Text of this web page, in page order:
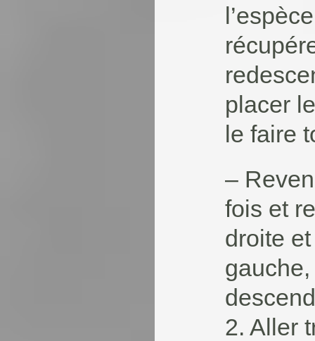
placer
le faire
–
fois et
droite
gauche,
2. Aller